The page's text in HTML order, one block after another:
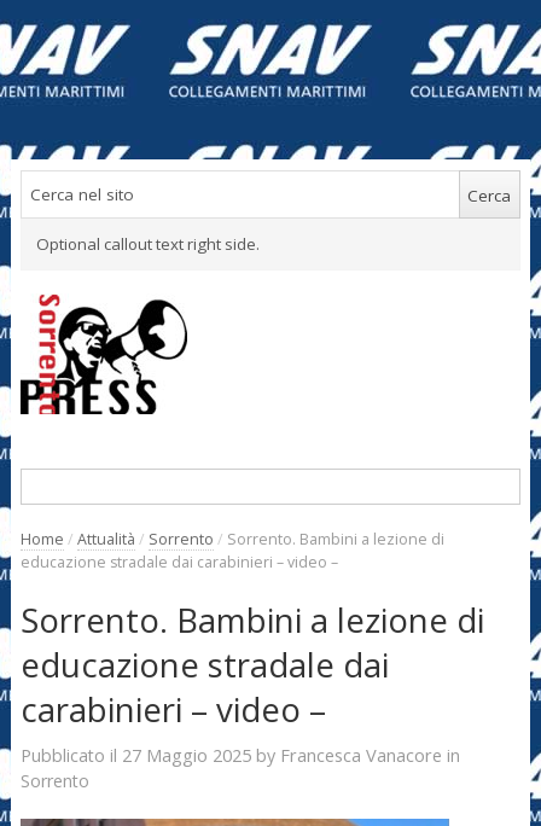
Optional callout text right side.
Home / Attualità / Sorrento / Sorrento. Bambini a lezione di
educazione stradale dai carabinieri – video –
Sorrento. Bambini a lezione di
educazione stradale dai
carabinieri – video –
Pubblicato il 27 Maggio 2025by Francesca Vanacore in
Sorrento